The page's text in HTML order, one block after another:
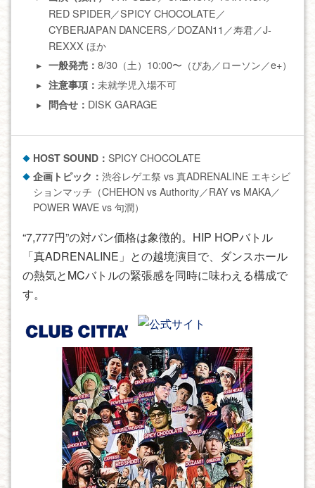
RED SPIDER／SPICY CHOCOLATE／
CYBERJAPAN DANCERS／DOZAN11／寿君／J-
REXXX ほか
一般発売：8/30（土）10:00〜（ぴあ／ローソン／e+）
注意事項：未就学児入場不可
問合せ： DISK GARAGE
HOST SOUND：SPICY CHOCOLATE
企画トピック：渋谷レゲエ祭 vs 真ADRENALINE エキシビ
ションマッチ（CHEHON vs Authority／RAY vs MAKA／
POWER WAVE vs 句潤）
“7,777円”の対バン価格は象徴的。HIP HOPバトル
「真ADRENALINE」との越境演目で、ダンスホール
の熱気とMCバトルの緊張感を同時に味わえる構成で
す。